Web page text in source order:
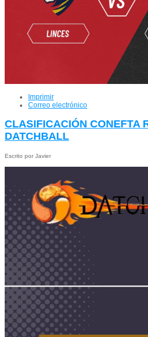
Imprimir
Correo electrónico
CLASIFICACIÓN CONEFTA
DATCHBALL
Escrito por Javier